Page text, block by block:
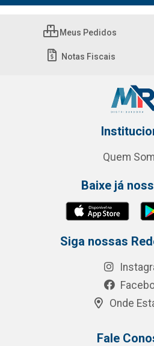
Meus Pedidos
Notas Fiscais
Quem
Baixe já
Siga nossas
Onde
Fale